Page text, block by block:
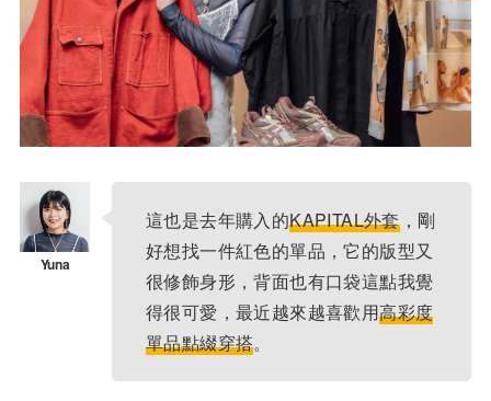
這也是去年購入的KAPITAL外套，剛
好想找一件紅色的單品，它的版型又
很修飾身形，背面也有口袋這點我覺
得很可愛，最近越來越喜歡用高彩度
單品點綴穿搭。